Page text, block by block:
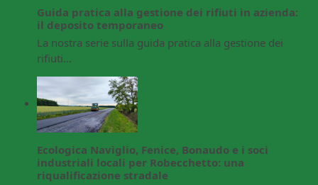
Guida pratica alla gestione dei rifiuti in azienda:
il deposito temporaneo
La nostra serie sulla guida pratica alla gestione dei
rifiuti…
Ecologica Naviglio, Fenice, Bonaudo e i soci
industriali locali per Robecchetto: una
riqualificazione stradale